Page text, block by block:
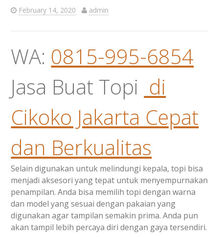
February 14, 2020 admin
WA: 0815-995-6854
Jasa Buat Topi di
Cikoko Jakarta Cepat
dan Berkualitas
Selain digunakan untuk melindungi kepala, topi bisa
menjadi aksesori yang tepat untuk menyempurnakan
penampilan. Anda bisa memilih topi dengan warna
dan model yang sesuai dengan pakaian yang
digunakan agar tampilan semakin prima. Anda pun
akan tampil lebih percaya diri dengan gaya tersendiri.